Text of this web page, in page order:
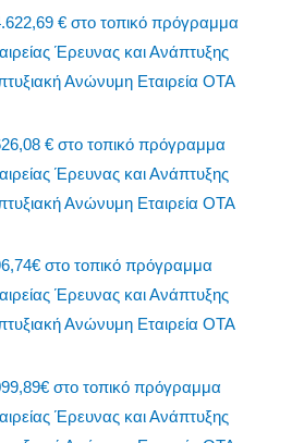
€ στο τοπικό πρόγραμμα
Έρευνας και Ανάπτυξης
Ανώνυμη Εταιρεία ΟΤΑ
€ στο τοπικό πρόγραμμα
Έρευνας και Ανάπτυξης
Ανώνυμη Εταιρεία ΟΤΑ
στο τοπικό πρόγραμμα
Έρευνας και Ανάπτυξης
Ανώνυμη Εταιρεία ΟΤΑ
στο τοπικό πρόγραμμα
Έρευνας και Ανάπτυξης